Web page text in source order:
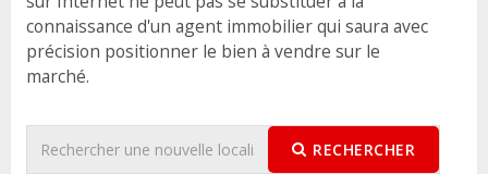
connaissance d'un agent immobilier qui saura avec
précision positionner le bien à vendre sur le
marché.
RECHERCHER